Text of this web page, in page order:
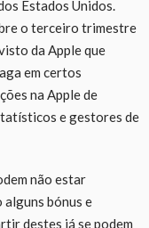
Estados Unidos.
o terceiro trimestre
da Apple que
em certos
na Apple de
e gestores de
não estar
alguns bónus e
destes já se podem